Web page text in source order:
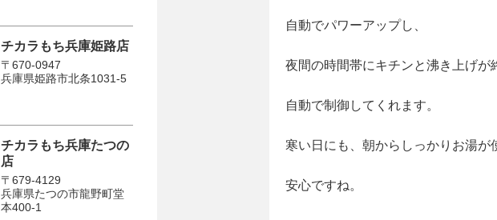
自動でパワーアップし、
夜間の時間帯にキチンと沸き上げが
自動で制御してくれます。
寒い日にも、朝からしっかりお湯が
安心ですね。
チカラもち兵庫姫路店
〒670-0947
兵庫県姫路市北条1031-5
チカラもち兵庫たつの
店
〒679-4129
兵庫県たつの市龍野町堂
本400-1